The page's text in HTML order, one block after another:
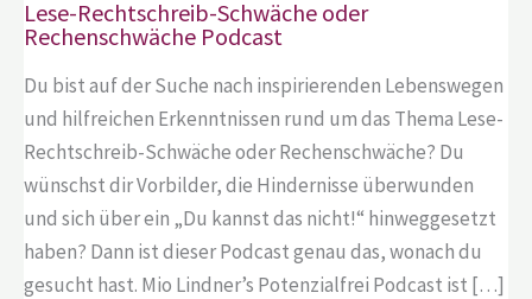
Lese-Rechtschreib-Schwäche oder
Rechenschwäche Podcast
Du bist auf der Suche nach inspirierenden Lebenswegen
und hilfreichen Erkenntnissen rund um das Thema Lese-
Rechtschreib-Schwäche oder Rechenschwäche? Du
wünschst dir Vorbilder, die Hindernisse überwunden
und sich über ein „Du kannst das nicht!“ hinweggesetzt
haben? Dann ist dieser Podcast genau das, wonach du
gesucht hast. Mio Lindner’s Potenzialfrei Podcast ist […]